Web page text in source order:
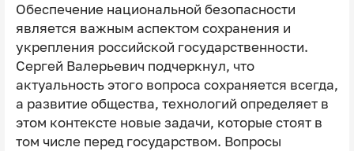
Обеспечение национальной безопасности
является важным аспектом сохранения и
укрепления российской государственности.
Сергей Валерьевич подчеркнул, что
актуальность этого вопроса сохраняется всегда,
а развитие общества, технологий определяет в
этом контексте новые задачи, которые стоят в
том числе перед государством. Вопросы